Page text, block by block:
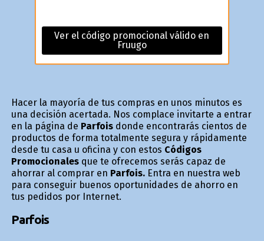
Ver el código promocional válido en
Fruugo
Hacer la mayoría de tus compras en unos minutos es
una decisión acertada. Nos complace invitarte a entrar
en la página de Parfoisdonde encontrarás cientos de
productos de forma totalmente segura y rápidamente
desde tu casa u oficina y con estos Códigos
Promocionalesque te ofrecemos serás capaz de
ahorrar al comprar en Parfois.Entra en nuestra web
para conseguir buenos oportunidades de ahorro en
tus pedidos por Internet.
Parfois